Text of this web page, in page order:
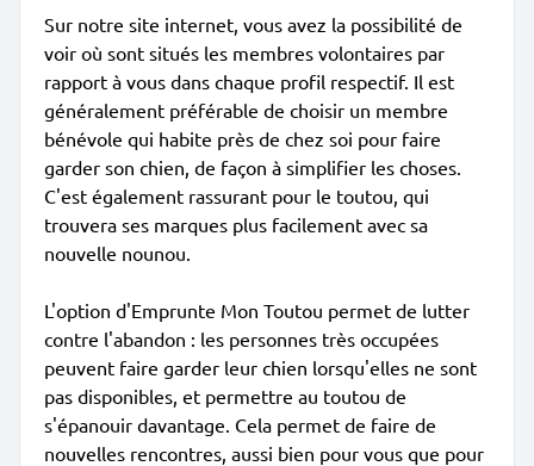
Sur notre site internet, vous avez la possibilité de
voir où sont situés les membres volontaires par
rapport à vous dans chaque profil respectif. Il est
généralement préférable de choisir un membre
bénévole qui habite près de chez soi pour faire
garder son chien, de façon à simplifier les choses.
C'est également rassurant pour le toutou, qui
trouvera ses marques plus facilement avec sa
nouvelle nounou.
L'option d'Emprunte Mon Toutou permet de lutter
contre l'abandon : les personnes très occupées
peuvent faire garder leur chien lorsqu'elles ne sont
pas disponibles, et permettre au toutou de
s'épanouir davantage. Cela permet de faire de
nouvelles rencontres, aussi bien pour vous que pour